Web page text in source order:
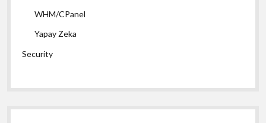
WHM/CPanel
Yapay Zeka
Security